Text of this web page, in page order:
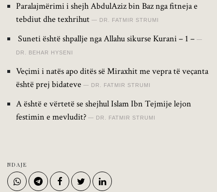
Paralajmërimi i shejh AbdulAziz bin Baz nga fitneja e
tebdiut dhe texhrihut
DR. FATMIR STRUMI
Suneti është shpallje nga Allahu sikurse Kurani – 1 –
DR. BEHAR HYSENI
Veçimi i natës apo ditës së Miraxhit me vepra të veçanta
është prej bidateve
DR. FATMIR STRUMI
A është e vërtetë se shejhul Islam Ibn Tejmije lejon
festimin e mevludit?
DR. FATMIR STRUMI
NDAJE